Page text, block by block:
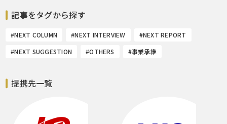
記事をタグから探す
#NEXT COLUMN #NEXT INTERVIEW
#NEXT REPORT
#NEXT SUGGESTION
#OTHERS #事業承継
提携先一覧